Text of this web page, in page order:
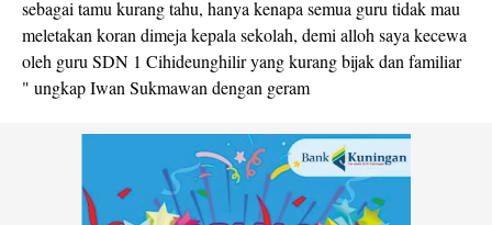
sebagai tamu kurang tahu, hanya kenapa semua guru tidak mau
meletakan koran dimeja kepala sekolah, demi alloh saya kecewa
oleh guru SDN 1 Cihideunghilir yang kurang bijak dan familiar
" ungkap Iwan Sukmawan dengan geram